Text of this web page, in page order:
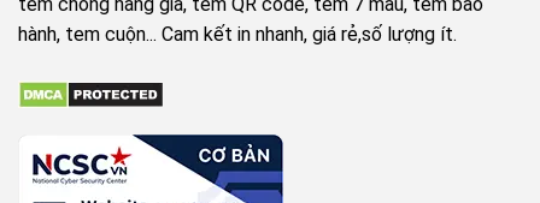
hành, tem cuộn... Cam kết in nhanh, giá rẻ,số lượng ít.